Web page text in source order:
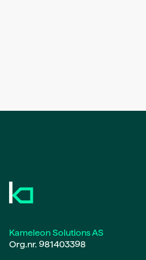
Kameleon Solutions AS
Org.nr. 981403398